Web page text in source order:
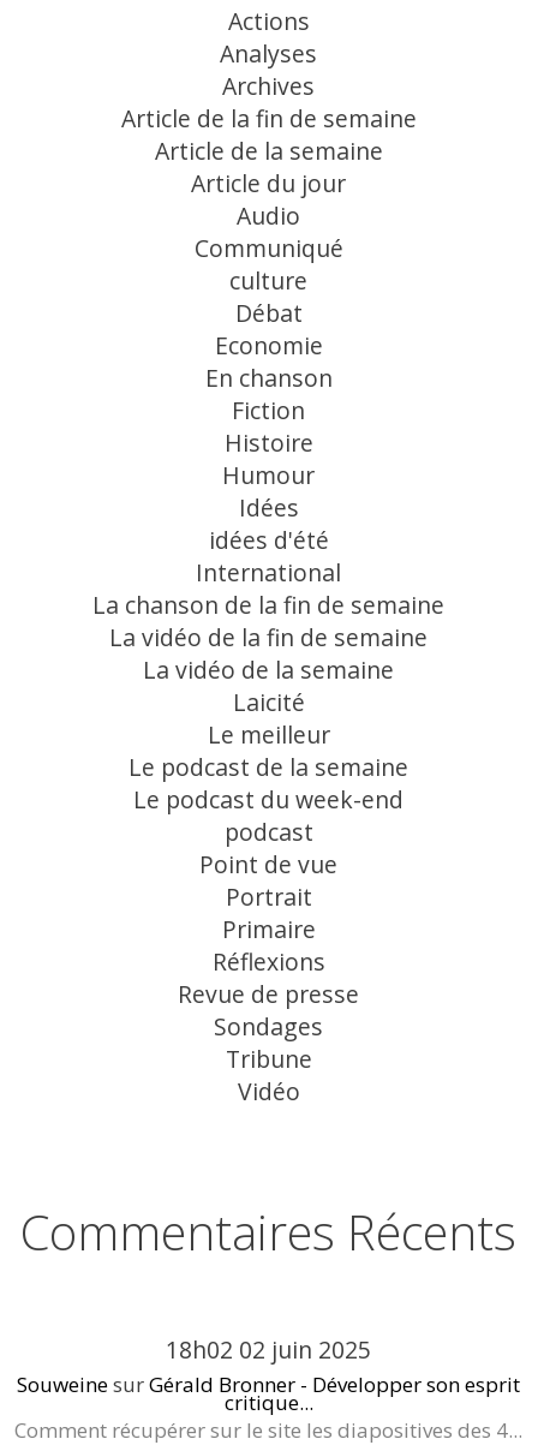
Actions
Analyses
Archives
Article de la fin de semaine
Article de la semaine
Article du jour
Audio
Communiqué
culture
Débat
Economie
En chanson
Fiction
Histoire
Humour
Idées
idées d'été
International
La chanson de la fin de semaine
La vidéo de la fin de semaine
La vidéo de la semaine
Laicité
Le meilleur
Le podcast de la semaine
Le podcast du week-end
podcast
Point de vue
Portrait
Primaire
Réflexions
Revue de presse
Sondages
Tribune
Vidéo
Commentaires Récents
18h02 02 juin 2025
SouweinesurGérald Bronner - Développer son esprit
critique...
Comment récupérer sur le site les diapositives des 4...